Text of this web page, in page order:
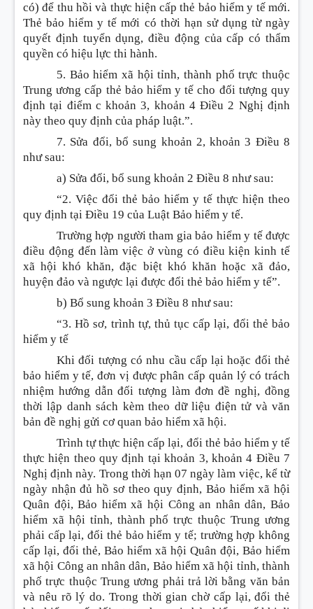
có) để thu hồi và thực hiện cấp thẻ bảo hiểm y tế mới.
Thẻ bảo hiểm y tế mới có thời hạn sử dụng từ ngày
quyết định tuyển dụng, điều động của cấp có thẩm
quyền có hiệu lực thi hành.
5. Bảo hiểm xã hội tỉnh, thành phố trực thuộc
Trung ương cấp thẻ bảo hiểm y tế cho đối tượng quy
định tại điểm c khoản 3, khoản 4 Điều 2 Nghị định
này theo quy định của pháp luật.”.
7. Sửa đổi, bổ sung khoản 2, khoản 3 Điều 8
như sau:
a) Sửa đổi, bổ sung khoản 2 Điều 8 như sau:
“2. Việc đổi thẻ bảo hiểm y tế thực hiện theo
quy định tại Điều 19 của Luật Bảo hiểm y tế.
Trường hợp người tham gia bảo hiểm y tế được
điều động đến làm việc ở vùng có điều kiện kinh tế
xã hội khó khăn, đặc biệt khó khăn hoặc xã đảo,
huyện đảo và ngược lại được đổi thẻ bảo hiểm y tế”.
b) Bổ sung khoản 3 Điều 8 như sau:
“3. Hồ sơ, trình tự, thủ tục cấp lại, đổi thẻ bảo
hiểm y tế
Khi đối tượng có nhu cầu cấp lại hoặc đổi thẻ
bảo hiểm y tế, đơn vị được phân cấp quản lý có trách
nhiệm hướng dẫn đối tượng làm đơn đề nghị, đồng
thời lập danh sách kèm theo dữ liệu điện tử và văn
bản đề nghị gửi cơ quan bảo hiểm xã hội.
Trình tự thực hiện cấp lại, đổi thẻ bảo hiểm y tế
thực hiện theo quy định tại khoản 3, khoản 4 Điều 7
Nghị định này. Trong thời hạn 07 ngày làm việc, kể từ
ngày nhận đủ hồ sơ theo quy định, Bảo hiểm xã hội
Quân đội, Bảo hiểm xã hội Công an nhân dân, Bảo
hiểm xã hội tỉnh, thành phố trực thuộc Trung ương
phải cấp lại, đổi thẻ bảo hiểm y tế; trường hợp không
cấp lại, đổi thẻ, Bảo hiểm xã hội Quân đội, Bảo hiểm
xã hội Công an nhân dân, Bảo hiểm xã hội tỉnh, thành
phố trực thuộc Trung ương phải trả lời bằng văn bản
và nêu rõ lý do. Trong thời gian chờ cấp lại, đổi thẻ